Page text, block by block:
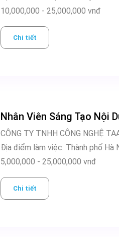
10,000,000 - 25,000,000 vnđ
Chi tiết
Nhân Viên Sáng Tạo Nội
CÔNG TY TNHH CÔNG NGHỆ
Địa điểm làm việc: Thành phố
5,000,000 - 25,000,000 vnđ
Chi tiết